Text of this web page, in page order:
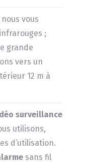
vous
;
grande
vers un
12 m à
surveillance
utilisons,
d’utilisation.
sans fil